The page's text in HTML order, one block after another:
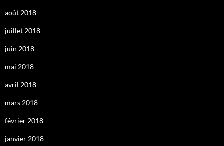
août 2018
juillet 2018
juin 2018
mai 2018
avril 2018
mars 2018
février 2018
janvier 2018